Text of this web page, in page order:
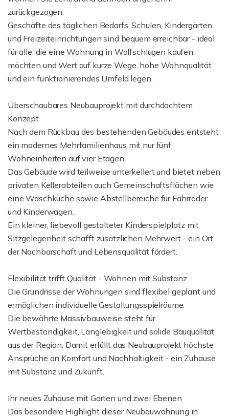
zurückgezogen.
Geschäfte des täglichen Bedarfs, Schulen, Kindergärten
und Freizeiteinrichtungen sind bequem erreichbar - ideal
für alle, die eine Wohnung in Wolfschlugen kaufen
möchten und Wert auf kurze Wege, hohe Wohnqualität
und ein funktionierendes Umfeld legen.
Überschaubares Neubauprojekt mit durchdachtem
Konzept
Nach dem Rückbau des bestehenden Gebäudes entsteht
ein modernes Mehrfamilienhaus mit nur fünf
Wohneinheiten auf vier Etagen.
Das Gebäude wird teilweise unterkellert und bietet neben
privaten Kellerabteilen auch Gemeinschaftsflächen wie
eine Waschküche sowie Abstellbereiche für Fahrräder
und Kinderwagen.
Ein kleiner, liebevoll gestalteter Kinderspielplatz mit
Sitzgelegenheit schafft zusätzlichen Mehrwert - ein Ort,
der Nachbarschaft und Lebensqualität fördert.
Flexibilität trifft Qualität - Wohnen mit Substanz
Die Grundrisse der Wohnungen sind flexibel geplant und
ermöglichen individuelle Gestaltungsspielräume.
Die bewährte Massivbauweise steht für
Wertbeständigkeit, Langlebigkeit und solide Bauqualität
aus der Region. Damit erfüllt das Neubauprojekt höchste
Ansprüche an Komfort und Nachhaltigkeit - ein Zuhause
mit Substanz und Zukunft.
Ihr neues Zuhause mit Garten und zwei Ebenen
Das besondere Highlight dieser Neubauwohnung in